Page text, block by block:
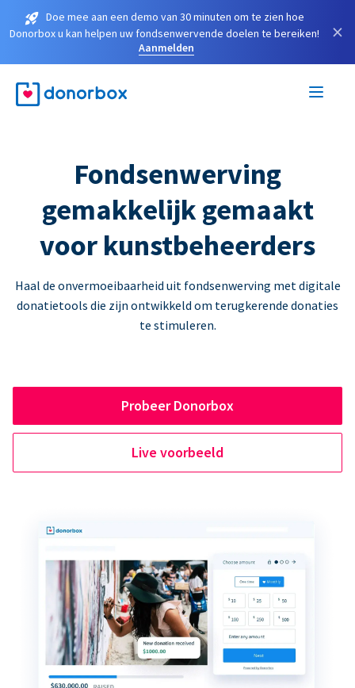
Doe mee aan een demo van 30 minuten om te zien hoe
Donorbox u kan helpen uw fondsenwervende doelen te bereiken!
Aanmelden
×
Fondsenwerving
gemakkelijk gemaakt
voor kunstbeheerders
Haal de onvermoeibaarheid uit fondsenwerving met digitale
donatietools die zijn ontwikkeld om terugkerende donaties
te stimuleren.
Probeer Donorbox
Live voorbeeld